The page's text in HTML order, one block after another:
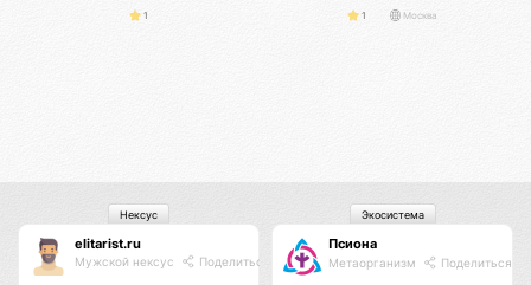
1 1 Москва
elitarist.ru
Мужской нексус Поделиться
Нексус
Псиона
Метаорганизм Поделиться
Экосистема